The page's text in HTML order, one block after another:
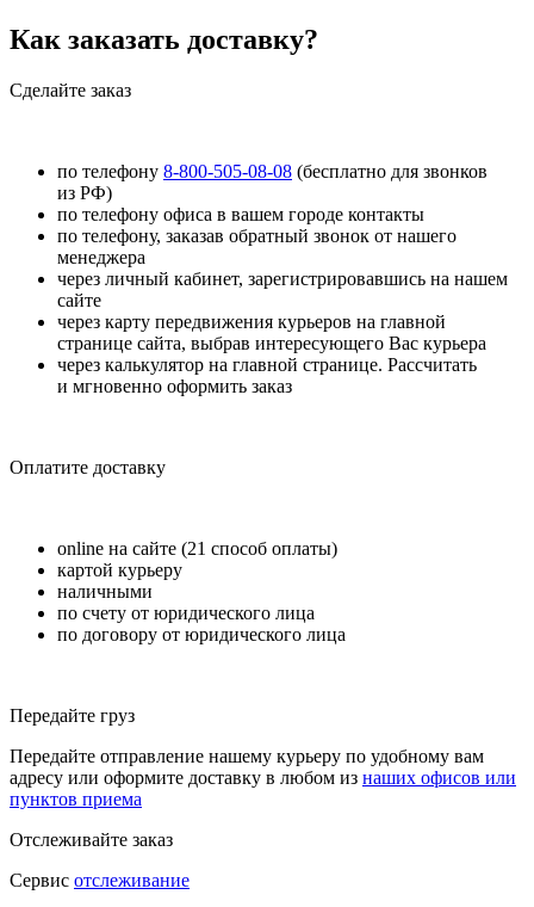
Как заказать доставку?
Сделайте заказ
по телефону 8-800-505-08-08 (бесплатно для звонков
из РФ)
по телефону офиса в вашем городе контакты
по телефону, заказав обратный звонок от нашего
менеджера
через личный кабинет, зарегистрировавшись на нашем
сайте
через карту передвижения курьеров на главной
странице сайта, выбрав интересующего Вас курьера
через калькулятор на главной странице. Рассчитать
и мгновенно оформить заказ
Оплатите доставку
online на сайте (21 способ оплаты)
картой курьеру
наличными
по счету от юридического лица
по договору от юридического лица
Передайте груз
Передайте отправление нашему курьеру по удобному вам
адресу или оформите доставку в любом из наших офисов или
пунктов приема
Отслеживайте заказ
Сервис отслеживание